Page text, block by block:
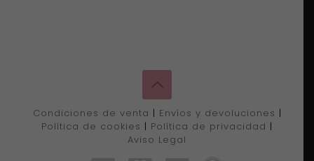
Condiciones de venta | Envíos y devoluciones |
Política de cookies | Política de privacidad |
Aviso Legal